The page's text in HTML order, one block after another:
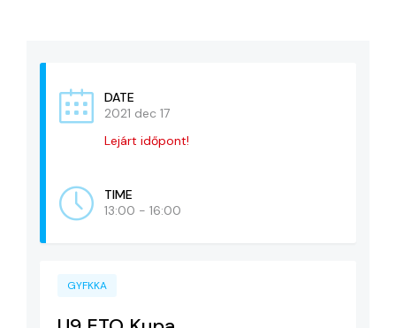
ADATVÉDELEM
DATE
2021 dec 17
Lejárt időpont!
TIME
13:00 - 16:00
GYFKKA